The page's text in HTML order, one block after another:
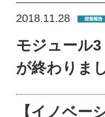
2018.11.28
モジュール
が終わりま
【イノベー